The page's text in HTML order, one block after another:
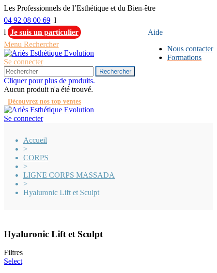
Les Professionnels de l’Esthétique et du Bien-être
04 92 08 00 69 l
Aide
Nous contacter
Formations
l Je suis un particulier
Menu Rechercher
Se connecter
Rechercher
Cliquer pour plus de produits.
Aucun produit n'a été trouvé.
Découvrez nos top ventes
Se connecter
Accueil
>
CORPS
>
LIGNE CORPS MASSADA
>
Hyaluronic Lift et Sculpt
Hyaluronic Lift et Sculpt
Filtres
Select